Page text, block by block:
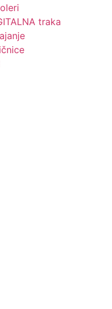
traka